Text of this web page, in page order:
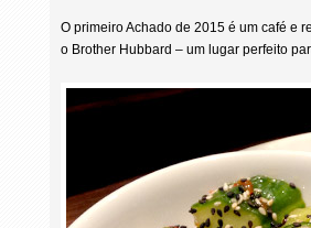
O primeiro Achado de 2015 é um café e
o Brother Hubbard – um lugar perfeito